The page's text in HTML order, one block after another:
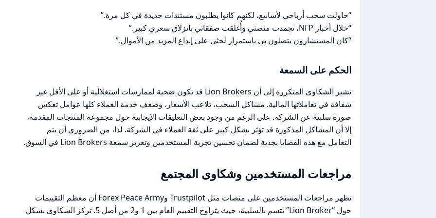
“حاولت سحب أرباحي لأسابيع، لكنهم كانوا يطلبون مستندات جديدة في كل مرة.”
“خلال أخبار NFP، تجمدت منصتي وأُغلقت صفقاتي بانزلاق سعري كبير.”
“كان المستشارون يتصلون بي باستمرار لحثي على إيداع المزيد من الأموال.”
الحكم على السمعة
تشير الشكاوى المتكررة إلى أن Lion Brokers قد تكون ضحية لممارسات استغلالية أو على الأقل غير
شفافة في تعاملاتها المالية. مشاكل السحب، تلاعب الأسعار، وضعف خدمة العملاء كلها عوامل تعكس
صورة سلبية عن الشركة. على الرغم من وجود بعض التعليقات الإيجابية حول مجموعة المنتجات المقدمة،
إلا أن المشاكل المذكورة قد تؤثر بشكل كبير على ثقة العملاء في الشركة. لذا، من الضروري أن يتم
التعامل مع هذه القضايا بجدية لضمان تحسين تجربة المستخدمين وتعزيز سمعة Lion Brokers في السوق.
مراجعات المستخدمين وشكاوى المجتمع
تظهر مراجعات المستخدمين على منصات مثل Trustpilot وForex Peace Army أن معظم التقييمات
حول “Lion Broker” تتسم بالسلبية، حيث يتراوح التقييم العام بين 1 و2 من أصل 5. تركز الشكاوى بشكل